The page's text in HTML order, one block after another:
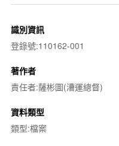
識別資訊
登錄號:110162-001
著作者
責任者:薩彬圖(漕運總督)
資料類型
類型:檔案